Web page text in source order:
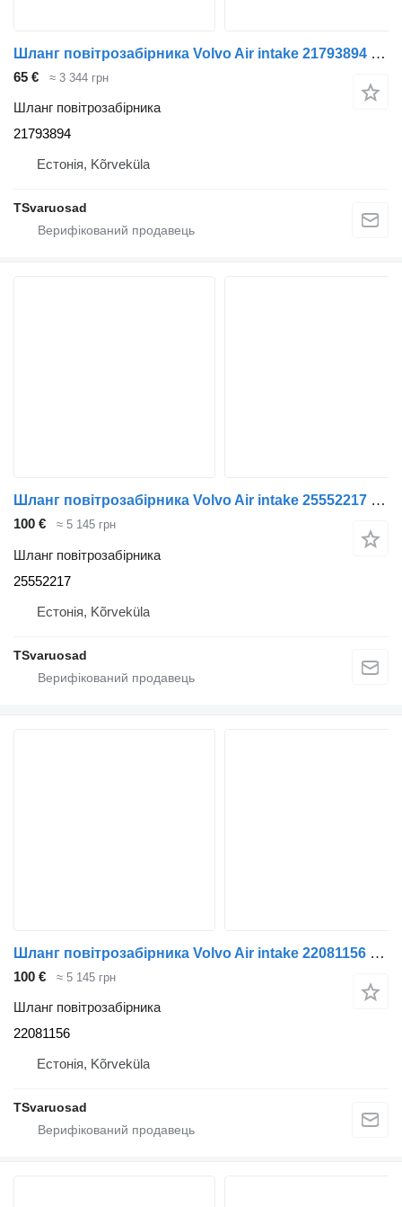
Шланг повітрозабірника Volvo Air intake 21793894 до тягача Volvo FL280
65 € ≈ 3 344 грн
Шланг повітрозабірника
21793894
Естонія, Kõrveküla
TSvaruosad
Шланг повітрозабірника Volvo Air intake 25552217 до тягача Volvo FL280
100 € ≈ 5 145 грн
Шланг повітрозабірника
25552217
Естонія, Kõrveküla
TSvaruosad
Шланг повітрозабірника Volvo Air intake 22081156 до тягача Volvo FL280
100 € ≈ 5 145 грн
Шланг повітрозабірника
22081156
Естонія, Kõrveküla
TSvaruosad